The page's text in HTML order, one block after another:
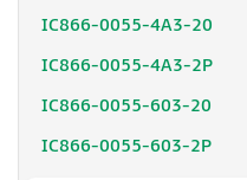
IC866-0055-4A3-20
IC866-0055-4A3-2P
IC866-0055-603-20
IC866-0055-603-2P